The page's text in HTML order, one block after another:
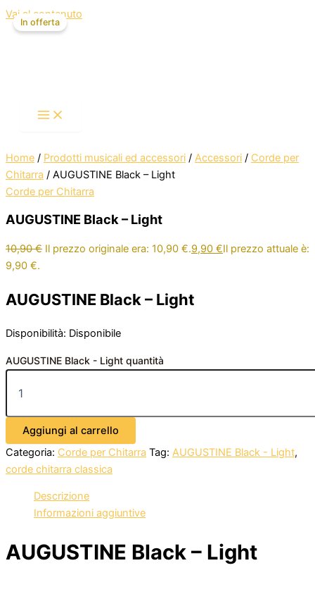
Vai al contenuto
In offerta
Home / Prodotti musicali ed accessori / Accessori / Corde per
Chitarra / AUGUSTINE Black – Light
Corde per Chitarra
AUGUSTINE Black – Light
10,90€ Il prezzo originale era: 10,90 €.9,90 €Il prezzo attuale è:
9,90 €.
AUGUSTINE Black – Light
Disponibilità: Disponibile
AUGUSTINE Black - Light quantità
Aggiungi al carrello
Categoria: Corde per Chitarra Tag: AUGUSTINE Black - Light,
corde chitarra classica
Descrizione
Informazioni aggiuntive
AUGUSTINE Black – Light